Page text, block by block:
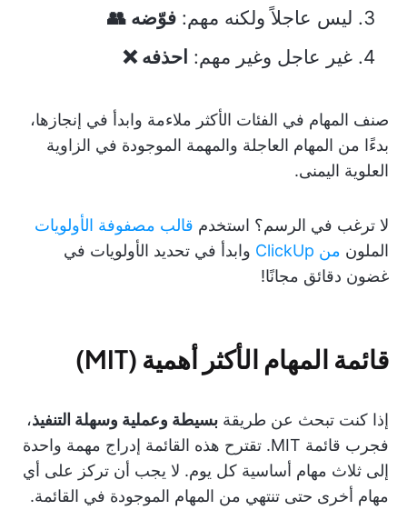
ليس عاجلاً ولكنه مهم: فوّضه 👥
غير عاجل وغير مهم: احذفه ❌
صنف المهام في الفئات الأكثر ملاءمة وابدأ في إنجازها،
بدءًا من المهام العاجلة والمهمة الموجودة في الزاوية
العلوية اليمنى.
لا ترغب في الرسم؟ استخدم قالب مصفوفة الأولويات
الملون من ClickUp
وابدأ في تحديد الأولويات في
غضون دقائق مجانًا!
قائمة المهام الأكثر أهمية (MIT)
إذا كنت تبحث عن طريقة بسيطة وعملية وسهلة التنفيذ،
فجرب قائمة MIT. تقترح هذه القائمة إدراج مهمة واحدة
إلى ثلاث مهام أساسية كل يوم. لا يجب أن تركز على أي
مهام أخرى حتى تنتهي من المهام الموجودة في القائمة.